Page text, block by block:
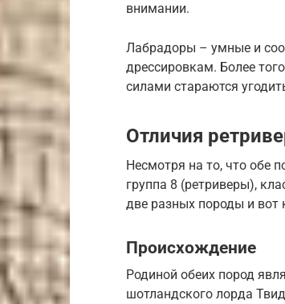
внимании.
Лабрадоры – умные и
дрессировкам. Более
силами стараются
Отличия
Несмотря на то, что обе
группа 8 (ретриверы),
две разных породы и вот
Происхождение
Родиной обеих пород
шотландского лорда